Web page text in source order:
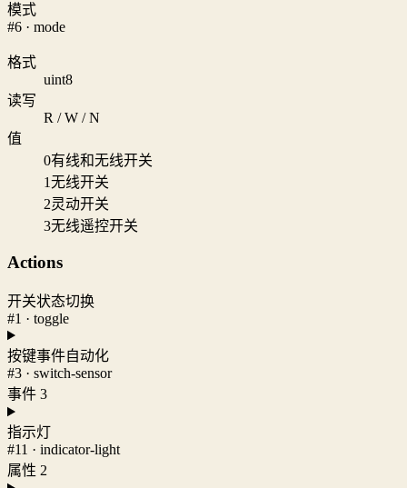
模式
#6 · mode
格式
uint8
读写
R / W / N
值
0有线和无线开关
1无线开关
2灵动开关
3无线遥控开关
Actions
开关状态切换
#1 · toggle
按键事件自动化
#3 · switch-sensor
事件 3
指示灯
#11 · indicator-light
属性 2